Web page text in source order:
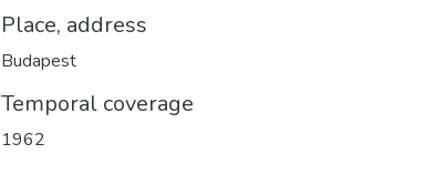
Place, address
Budapest
Temporal coverage
1962